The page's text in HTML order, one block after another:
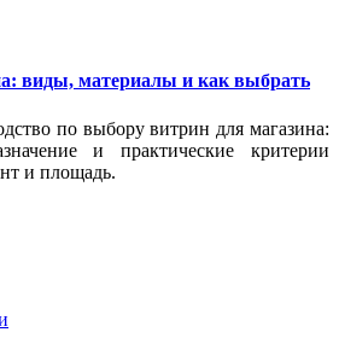
виды, материалы и как выбрать
по выбору витрин для магазина:
и практические критерии
и площадь.